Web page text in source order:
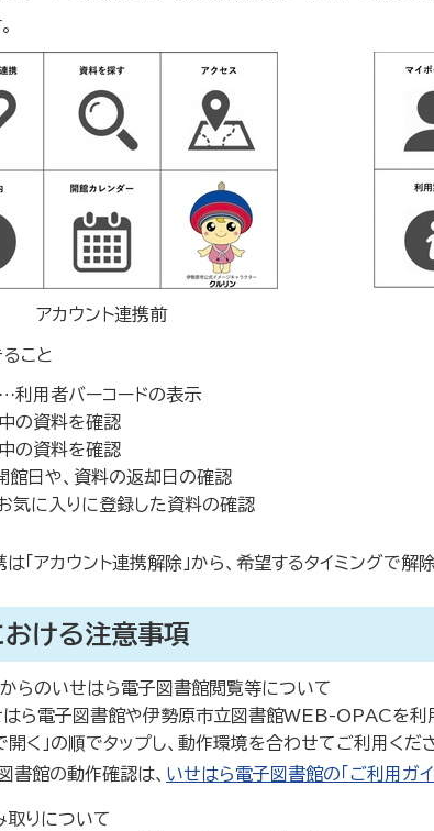
アカウント連携前
こと
…利用者バーコードの表示
中の資料を確認
中の資料を確認
開館日や、資料の返却日の確認
お気に入りに登録した資料の確認
は「アカウント連携解除」から、希望するタイミングで解
おける注意事項
からのいせはら電子図書館閲覧等について
はら電子図書館や伊勢原市立図書館WEB-OPACを利用
開く」の順でタップし、動作環境を合わせてご利用くだ
館の動作確認は、 いせはら電子図書館の「ご利用ガイ
取りについて